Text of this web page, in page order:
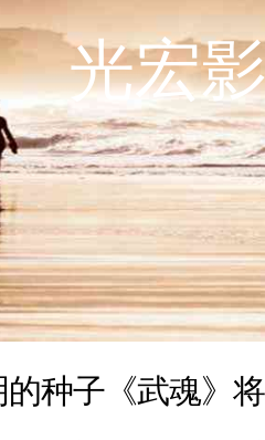
光宏
的种子《武魂》